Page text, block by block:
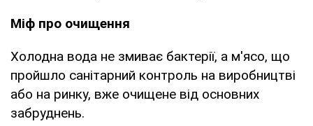
Міф про очищення
Холодна вода не змиває бактерії, а м'ясо, що
пройшло санітарний контроль на виробництві
або на ринку, вже очищене від основних
забруднень.